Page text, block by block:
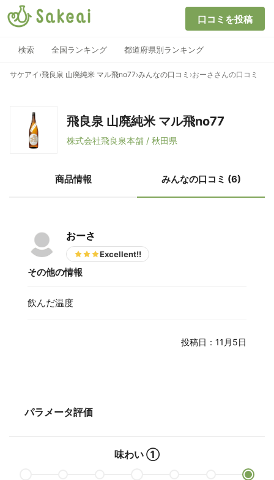
口コミを投稿
検索 全国ランキング 都道府県別ランキング
サケアイ ›飛良泉 山廃純米 マル飛no77›みんなの口コミ ›おーささんの口コミ
飛良泉 山廃純米 マル飛no77
株式会社飛良泉本舗 / 秋田県
商品情報 みんなの口コミ (6)
おーさ
Excellent!!
その他の情報
飲んだ温度
投稿日：11月5日
パラメータ評価
味わい ①